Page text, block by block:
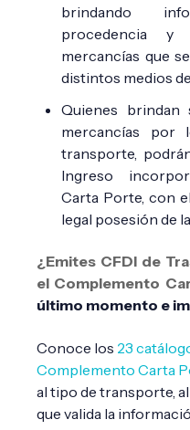
brindando
procedencia
mercancías que
distintos medios
Quienes brindan
mercancías por
transporte,
Ingreso
Carta Porte, con
legal posesión de
¿Emites CFDI de
el Complemento
último momento e
Conoce los 23
Complemento Carta
al tipo de transporte,
que valida la